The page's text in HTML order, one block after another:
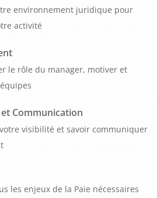
environnement juridique pour
activité
le rôle du manager, motiver et
Communication
visibilité et savoir communiquer
les enjeux de la Paie nécessaires